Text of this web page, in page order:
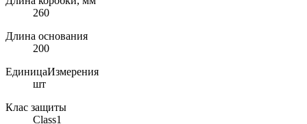
260
Длина основания
200
ЕдиницаИзмерения
шт
Клас защиты
Class1